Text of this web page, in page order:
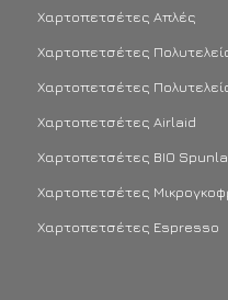
Χαρτοπετσέτες Απλές
Χαρτοπετσέτες
Χαρτοπετσέτες
Χαρτοπετσέτες Airlaid
Χαρτοπετσέτες BIO
Χαρτοπετσέτες
Χαρτοπετσέτες Espresso